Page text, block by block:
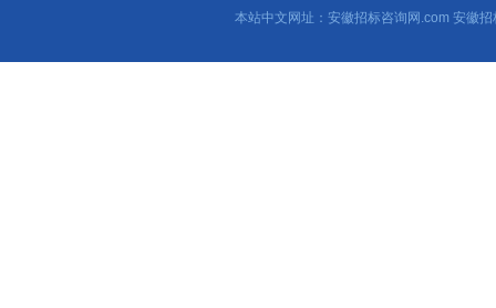
本站中文网址：安徽招标咨询网.com 安徽